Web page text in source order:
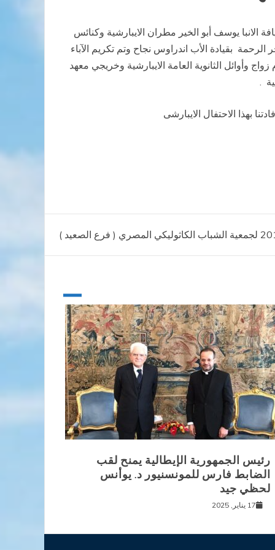
الانبا يوسف أبو الخير مطران الايبارشية وكنائس
الرحمة بقيادة الأب اندراوس نجاح وتم تكريم الآباء
يحتفلوا باليوبيل الفضي بمناسبة مرور 25عام سيامتهم الكهنوتية ،كما تم ايضا تكريم الأسر الذين اكملوا 25،50عام زواج وأوائل الثانوية العامة الايبارشية وخريجي معهد
.
بهذا الاحتفال الايبارشى
رئيس الجمهورية الإيطالية يمنح لقب
الضابط فارس للمونسنيور د. يوأنس
لحظي جيد
17 يناير, 2025